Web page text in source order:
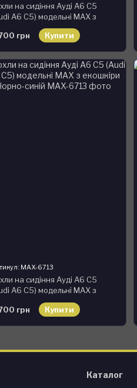
на сидіння Ауді А6 С5
A6 C5) модельні MAX з
Чорно-коричневий
грн
Купити
MAX-6713
на сидіння Ауді А6 С5
A6 C5) модельні MAX з
Чорно-синій
грн
Купити
Каталог